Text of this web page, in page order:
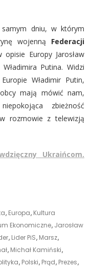
samym dniu, w którym
wojenną Federacji
Europy Jarosław
Putina. Widzi
Władimir Putin,
mają mówić nam,
zbieżność
rozmowie z telewizją
Ukraińcom.
, Europa, Kultura
Ekonomiczne, Jarosław
, Lider PiS, Marsz,
, Michał Kamiński,
, Polski, Prąd, Prezes,